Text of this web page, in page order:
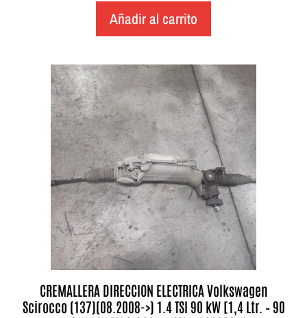
Añadir al carrito
CREMALLERA DIRECCION ELECTRICA Volkswagen
Scirocco (137)(08.2008->) 1.4 TSI 90 kW [1,4 Ltr. – 90